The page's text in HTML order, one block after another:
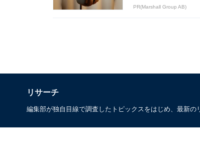
PR(Marshall Group AB)
リサーチ
編集部が独自目線で調査したトピックスをはじめ、最新